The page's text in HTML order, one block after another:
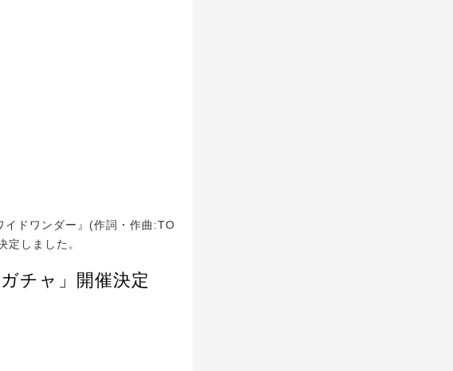
ドワンダー』(作詞・作曲:TO
しました。
チャ」開催決定